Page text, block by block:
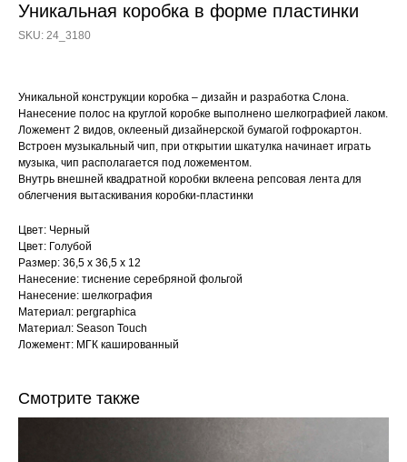
Уникальная коробка в форме пластинки
SKU: 24_3180
Уникальной конструкции коробка – дизайн и разработка Слона.
Нанесение полос на круглой коробке выполнено шелкографией лаком.
Ложемент 2 видов, оклееный дизайнерской бумагой гофрокартон.
Встроен музыкальный чип, при открытии шкатулка начинает играть
музыка, чип располагается под ложементом.
Внутрь внешней квадратной коробки вклеена репсовая лента для
облегчения вытаскивания коробки-пластинки
Цвет: Черный
Цвет: Голубой
Размер: 36,5 х 36,5 х 12
Нанесение: тиснение серебряной фольгой
Нанесение: шелкография
Материал: pergraphica
Материал: Season Touch
Ложемент: МГК кашированный
Смотрите также